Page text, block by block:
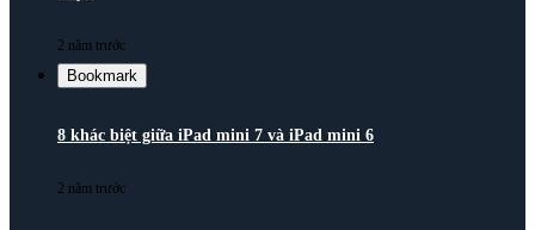
2 năm trước
Bookmark
8 khác biệt giữa iPad mini 7 và iPad mini 6
2 năm trước